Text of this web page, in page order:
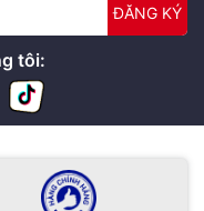
ĐĂNG KÝ
tôi: